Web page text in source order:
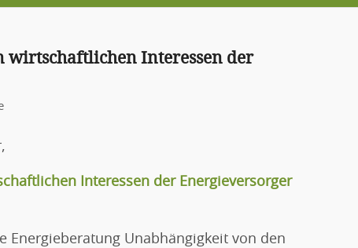
wirtschaftlichen Interessen der
Interessen der Energieversorger
Energieberatung Unabhängigkeit von den